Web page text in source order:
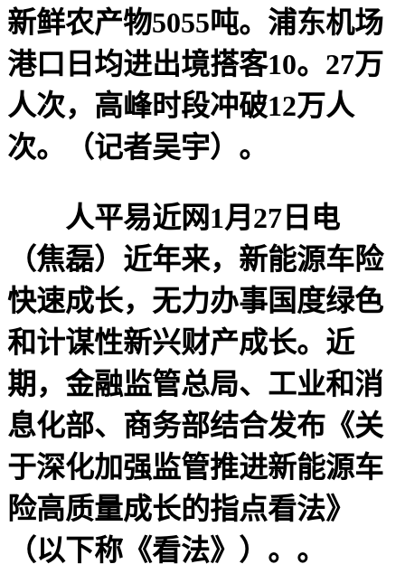
新鲜农产物5055吨。浦东机场
港口日均进出境搭客10。27万
人次，高峰时段冲破12万人
次。（记者吴宇）。
人平易近网1月27日电
（焦磊）近年来，新能源车险
快速成长，无力办事国度绿色
和计谋性新兴财产成长。近
期，金融监管总局、工业和消
息化部、商务部结合发布《关
于深化加强监管推进新能源车
险高质量成长的指点看法》
（以下称《看法》）。。